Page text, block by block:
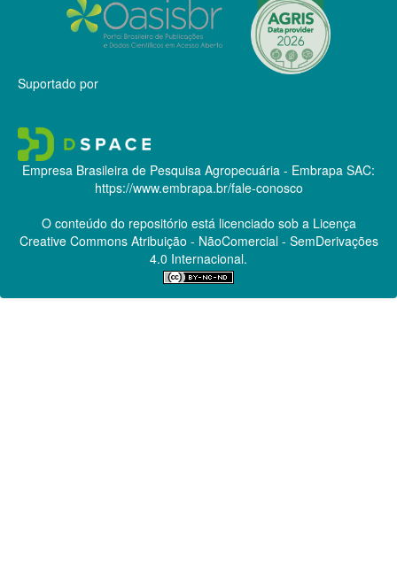
Suportado por
Empresa Brasileira de Pesquisa Agropecuária - Embrapa SAC:
https://www.embrapa.br/fale-conosco
O conteúdo do repositório está licenciado sob a Licença
Creative CommonsAtribuição - NãoComercial - SemDerivações
4.0 Internacional.